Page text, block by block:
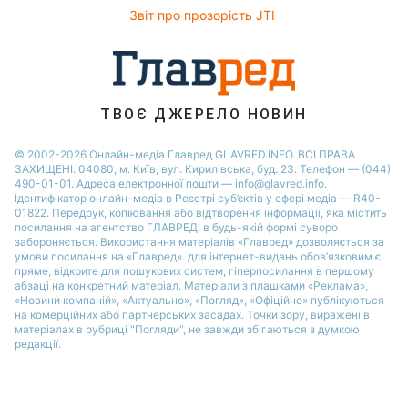
Звіт про прозорість JTI
ТВОЄ ДЖЕРЕЛО НОВИН
© 2002-2026 Онлайн-медіа Главред GLAVRED.INFO. ВСІ ПРАВА
ЗАХИЩЕНІ. 04080, м. Київ, вул. Кирилівська, буд. 23. Телефон — (044)
490-01-01. Адреса електронної пошти — info@glavred.info.
Ідентифікатор онлайн-медіа в Реєстрі суб’єктів у сфері медіа — R40-
01822. Передрук, копіювання або відтворення інформації, яка містить
посилання на агентство ГЛАВРЕД, в будь-якій формi суворо
забороняється. Використання матеріалів «Главред» дозволяється за
умови посилання на «Главред». для інтернет-видань обов’язковим є
пряме, відкрите для пошукових систем, гіперпосилання в першому
абзаці на конкретний матеріал. Матеріали з плашками «Реклама»,
«Новини компаній», «Актуально», «Погляд», «Офіційно» публікуються
на комерційних або партнерських засадах. Точки зору, виражені в
матеріалах в рубриці "Погляди", не завжди збігаються з думкою
редакції.